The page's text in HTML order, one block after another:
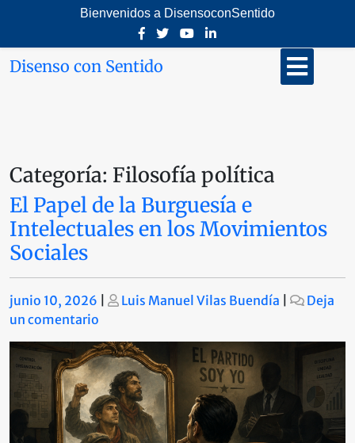
contenido
Bienvenidos a DisensoconSentido
Disenso con Sentido
Botón
abrir
Categoría: Filosofía política
El Papel de la Burguesía e
Intelectuales en los Movimientos
Sociales
Publicado
junio 10, 2026 Publicado
Luis Manuel Vilas Buendía
Deja
un comentario
El
Papel
de
la
Burguesía
e